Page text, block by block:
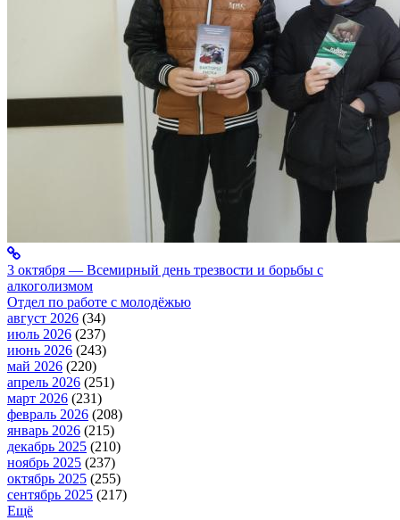
3 октября — Всемирный день трезвости и борьбы с
алкоголизмом
Отдел по работе с молодёжью
август 2026 (34)
июль 2026 (237)
июнь 2026 (243)
май 2026 (220)
апрель 2026 (251)
март 2026 (231)
февраль 2026 (208)
январь 2026 (215)
декабрь 2025 (210)
ноябрь 2025 (237)
октябрь 2025 (255)
сентябрь 2025 (217)
Ещё